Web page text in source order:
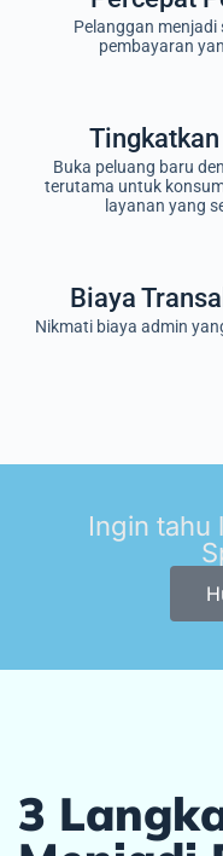
Pelanggan menjadi
pembayaran
Buka peluang baru
terutama untuk
layanan yang
Biaya
Nikmati biaya admin
Ingin tahu
3